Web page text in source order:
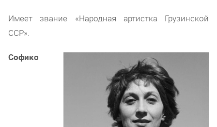
Имеет звание «Народная артистка Грузинской
ССР».
Софико